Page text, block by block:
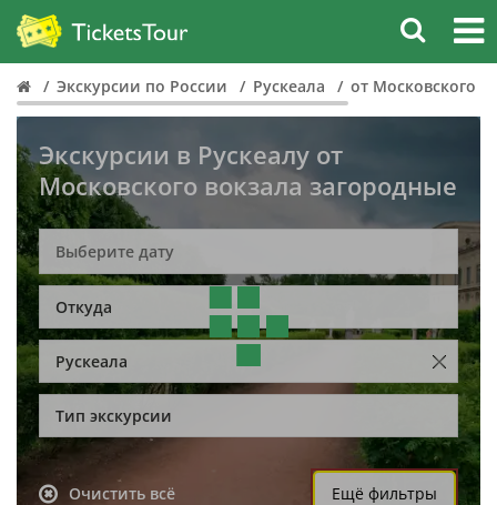
Экскурсии по России Рускеала от Московского
Экскурсии в Рускеалу от
Московского вокзала загородные
Откуда
Рускеала
Тип экскурсии
Очистить всё Ещё фильтры